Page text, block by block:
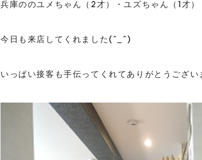
兵庫ののユメちゃん（2才）・ユズちゃん（1才
今日も来店してくれました(^_^)
いっぱい接客も手伝ってくれてありがとうござ